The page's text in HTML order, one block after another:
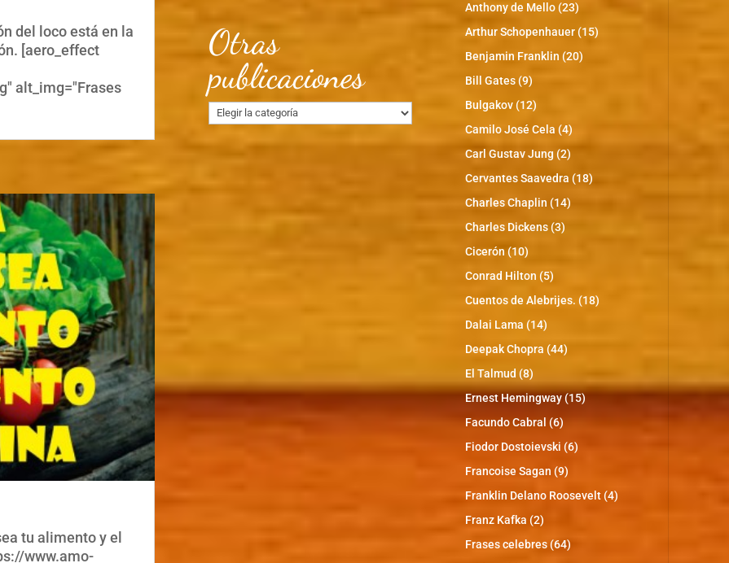
del loco está en la
[aero_effect
alt_img="Frases
tu alimento y el
www.amo-
Otras
publicaciones
Otras
publicaciones
Anthony de Mello(23)
Arthur Schopenhauer(15)
Benjamin Franklin (20)
Bill Gates(9)
Bulgakov(12)
Camilo José Cela (4)
Carl Gustav Jung(2)
Cervantes Saavedra (18)
Charles Chaplin (14)
Charles Dickens(3)
Cicerón (10)
Conrad Hilton (5)
Cuentos de Alebrijes. (18)
Dalai Lama (14)
Deepak Chopra (44)
El Talmud (8)
Ernest Hemingway(15)
Facundo Cabral (6)
Fiodor Dostoievski (6)
Francoise Sagan (9)
Franklin Delano Roosevelt(4)
Franz Kafka (2)
Frases celebres(64)